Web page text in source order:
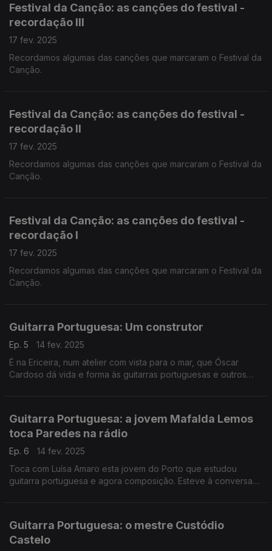
Festival da Canção: as canções do festival -
recordação III
17 fev. 2025
Recordamos algumas das canções que marcaram o Festival da
Canção.
Festival da Canção: as canções do festival -
recordação II
17 fev. 2025
Recordamos algumas das canções que marcaram o Festival da
Canção.
Festival da Canção: as canções do festival -
recordação I
17 fev. 2025
Recordamos algumas das canções que marcaram o Festival da
Canção.
Guitarra Portuguesa: Um construtor
Ep. 5
14 fev. 2025
É na Ericeira, num atelier com vista para o mar, que Óscar
Cardoso dá vida e forma às guitarras portuguesas e outros
Guitarra Portuguesa: a jovem Mafalda Lemos
toca Paredes na rádio
Ep. 6
14 fev. 2025
Toca com Luísa Amaro esta jovem do Porto que estudou
guitarra portuguesa e agora composição. Esteve à conversa
Guitarra Portuguesa: o mestre Custódio
Castelo